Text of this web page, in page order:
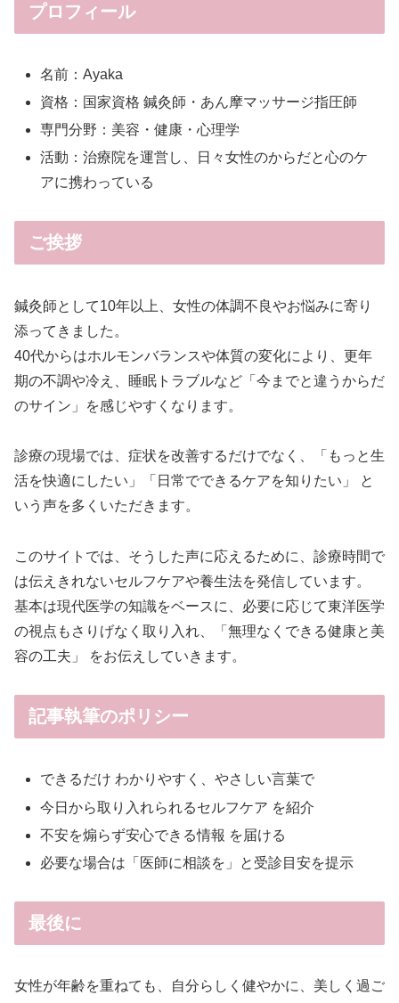
プロフィール
名前：Ayaka
資格：国家資格 鍼灸師・あん摩マッサージ指圧師
専門分野：美容・健康・心理学
活動：治療院を運営し、日々女性のからだと心のケ
アに携わっている
ご挨拶
鍼灸師として10年以上、女性の体調不良やお悩みに寄り
添ってきました。
40代からはホルモンバランスや体質の変化により、更年
期の不調や冷え、睡眠トラブルなど「今までと違うからだ
のサイン」を感じやすくなります。
診療の現場では、症状を改善するだけでなく、「もっと生
活を快適にしたい」「日常でできるケアを知りたい」 と
いう声を多くいただきます。
このサイトでは、そうした声に応えるために、診療時間で
は伝えきれないセルフケアや養生法を発信しています。
基本は現代医学の知識をベースに、必要に応じて東洋医学
の視点もさりげなく取り入れ、「無理なくできる健康と美
容の工夫」 をお伝えしていきます。
記事執筆のポリシー
できるだけ わかりやすく、やさしい言葉で
今日から取り入れられるセルフケア を紹介
不安を煽らず安心できる情報 を届ける
必要な場合は「医師に相談を」と受診目安を提示
最後に
女性が年齢を重ねても、自分らしく健やかに、美しく過ご